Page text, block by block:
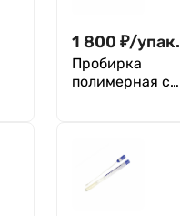
1 800 ₽/упак.
Пробирка
полимерная с
вискозным
наконечником),
стерильная,